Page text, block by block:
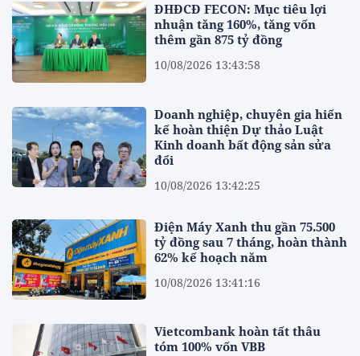
ĐHĐCĐ FECON: Mục tiêu lợi
nhuận tăng 160%, tăng vốn
thêm gần 875 tỷ đồng
10/08/2026 13:43:58
Doanh nghiệp, chuyên gia hiến
kế hoàn thiện Dự thảo Luật
Kinh doanh bất động sản sửa
đổi
10/08/2026 13:42:25
Điện Máy Xanh thu gần 75.500
tỷ đồng sau 7 tháng, hoàn thành
62% kế hoạch năm
10/08/2026 13:41:16
Vietcombank hoàn tất thâu
tóm 100% vốn VBB